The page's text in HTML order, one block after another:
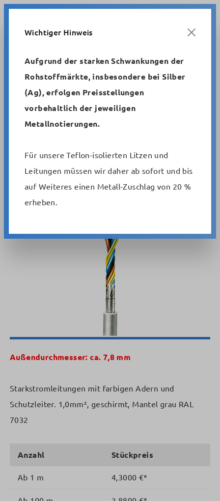
MetrofunkStarkstromleitungen
farbige Adern und Schutzleiter, geschirmt, Mantel grau RAL
7032, Querschnitt = 0,75, 1,0 + 1,5 mm²
(N)YMHCY 1,0, 3 Adern
Artikelnummer:
Bildergalerie überspringen
Außendurchmesser: ca. 7,8 mm
Starkstromleitungen mit farbigen Adern und
Schutzleiter. 1,0mm², geschirmt, Mantel grau RAL
7032
Anzahl Stückpreis
Ab 1 m 4,3000 €*
Wichtiger Hinweis
Aufgrund der starken Schwankungen der
Rohstoffmärkte, insbesondere bei Silber
(Ag), erfolgen Preisstellungen
vorbehaltlich der jeweiligen
Metallnotierungen.
Für unsere Teflon-isolierten Litzen und
Leitungen müssen wir daher ab sofort und bis
auf Weiteres einen Metall-Zuschlag von 20 %
erheben.